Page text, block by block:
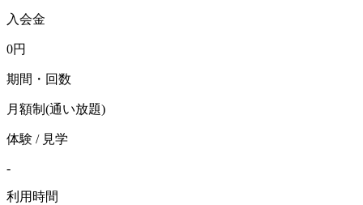
入会金
0円
期間・回数
月額制(通い放題)
体験 / 見学
-
利用時間